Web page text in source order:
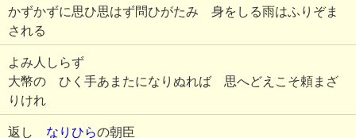
かずかずに思ひ思はず問ひがたみ 身をしる雨はふりぞま
される
よみ人しらず
大幣の ひく手あまたになりぬれば 思へどえこそ頼まざ
りけれ
返し なりひらの朝臣